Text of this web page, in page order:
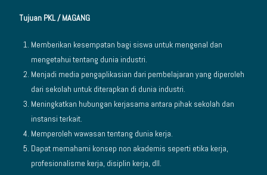
Tujuan PKL / MAGANG
Memberikan kesempatan bagi siswa untuk mengenal dan
mengetahui tentang dunia industri.
Menjadi media pengaplikasian dari pembelajaran yang diperoleh
dari sekolah untuk diterapkan di dunia industri.
Meningkatkan hubungan kerjasama antara pihak sekolah dan
instansi terkait.
Memperoleh wawasan tentang dunia kerja.
Dapat memahami konsep non akademis seperti etika kerja,
profesionalisme kerja, disiplin kerja, dll.